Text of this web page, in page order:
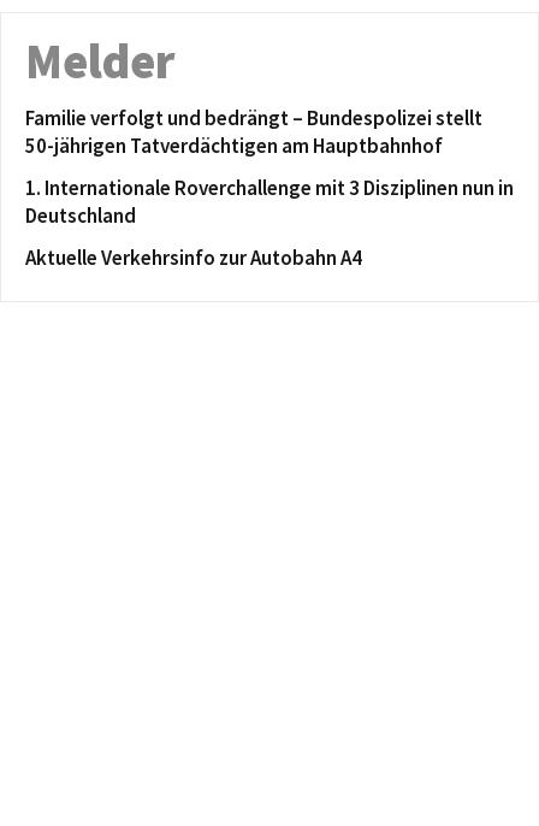
Melder
Familie verfolgt und bedrängt – Bundespolizei stellt
50-jährigen Tatverdächtigen am Hauptbahnhof
1. Internationale Roverchallenge mit 3 Disziplinen nun in
Deutschland
Aktuelle Verkehrsinfo zur Autobahn A4